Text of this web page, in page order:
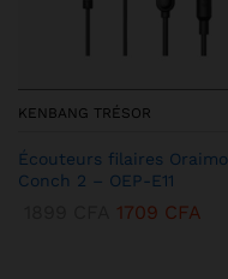
KENBANG TRÉSOR
Écouteurs filaires Oraimo
Conch 2 – OEP-E11
1709 CFA